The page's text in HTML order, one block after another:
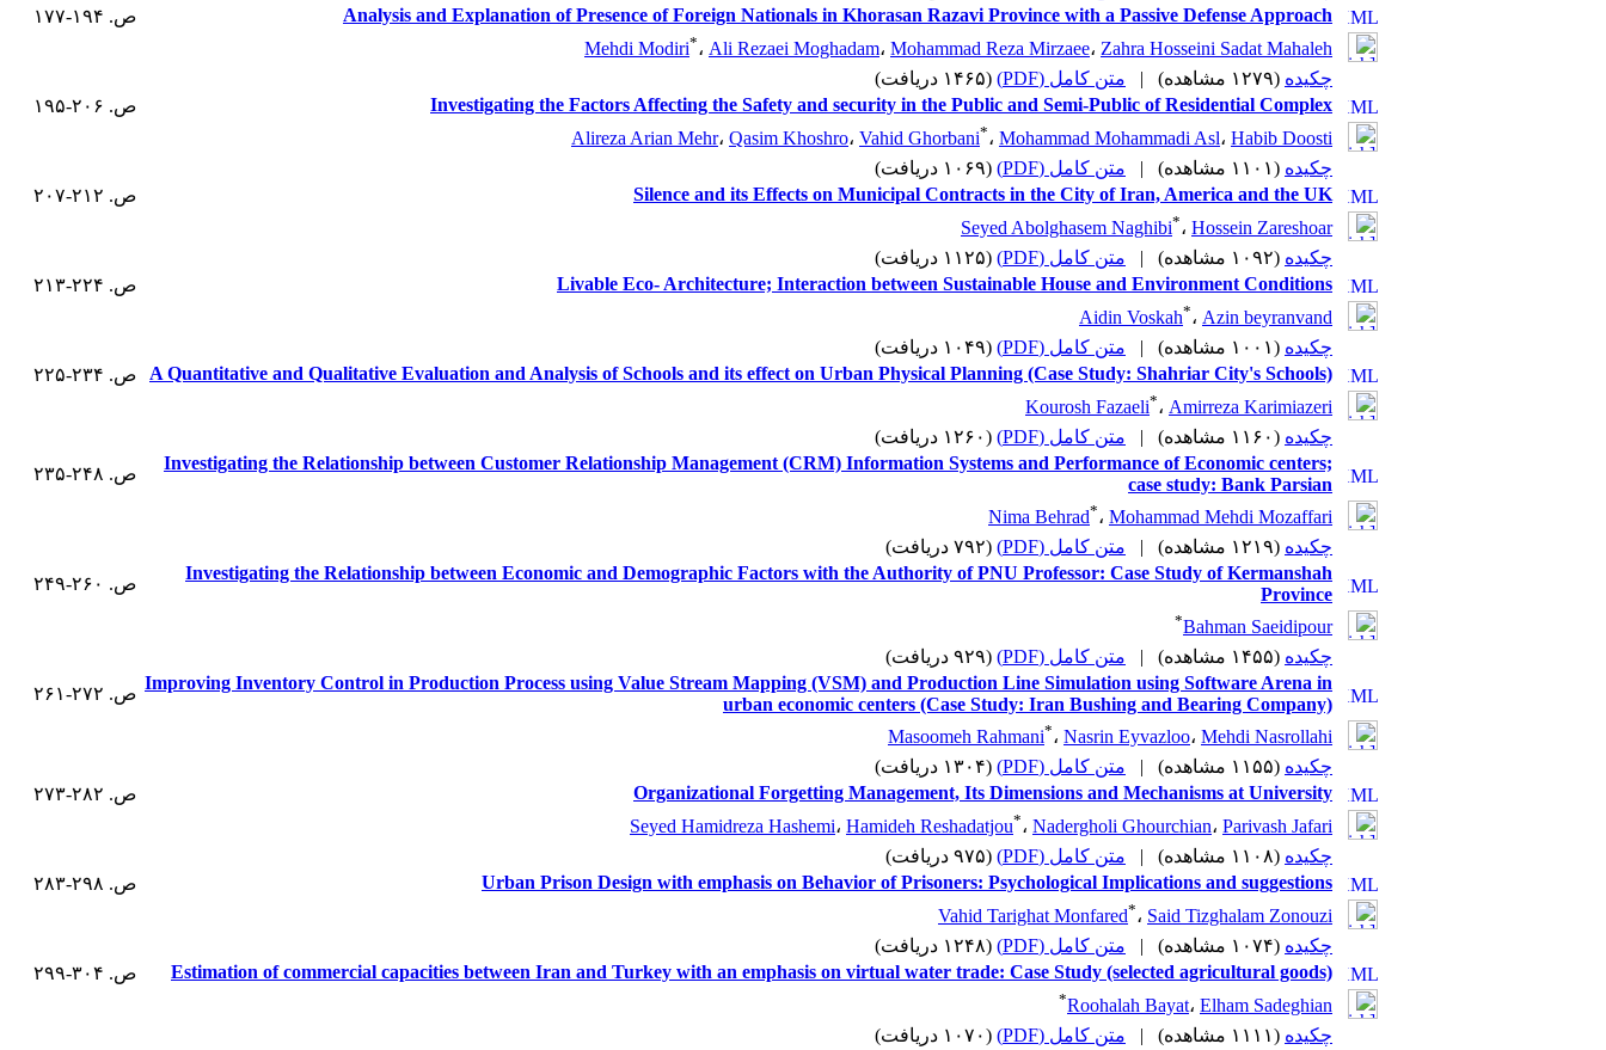
Analysis and Explanation of Presence of Foreign Nationals in Khorasan Razavi Province with a Passive Defense Approach
ص. ۱۹۴-۱۷۷
Mehdi Modiri*، Ali Rezaei Moghadam، Mohammad Reza Mirzaee، Zahra Hosseini Sadat Mahaleh
چکیده (۱۲۷۹ مشاهده) | متن کامل (PDF)
(۱۴۶۵ دریافت)
Investigating the Factors Affecting the Safety and security in the Public and Semi-Public of Residential Complex
ص. ۲۰۶-۱۹۵
Alireza Arian Mehr، Qasim Khoshro، Vahid Ghorbani*، Mohammad Mohammadi Asl، Habib Doosti
چکیده (۱۱۰۱ مشاهده) | متن کامل (PDF)
(۱۰۶۹ دریافت)
Silence and its Effects on Municipal Contracts in the City of Iran, America and the UK
ص. ۲۱۲-۲۰۷
Seyed Abolghasem Naghibi*، Hossein Zareshoar
چکیده (۱۰۹۲ مشاهده) | متن کامل (PDF)
(۱۱۲۵ دریافت)
Livable Eco- Architecture; Interaction between Sustainable House and Environment Conditions
ص. ۲۲۴-۲۱۳
Aidin Voskah*، Azin beyranvand
چکیده (۱۰۰۱ مشاهده) | متن کامل (PDF)
(۱۰۴۹ دریافت)
A Quantitative and Qualitative Evaluation and Analysis of Schools and its effect on Urban Physical Planning (Case Study: Shahriar City's Schools)
ص. ۲۳۴-۲۲۵
Kourosh Fazaeli*، Amirreza Karimiazeri
چکیده (۱۱۶۰ مشاهده) | متن کامل (PDF)
(۱۲۶۰ دریافت)
Investigating the Relationship between Customer Relationship Management (CRM) Information Systems and Performance of Economic centers;
case study: Bank Parsian
ص. ۲۴۸-۲۳۵
Nima Behrad*، Mohammad Mehdi Mozaffari
چکیده (۱۲۱۹ مشاهده) | متن کامل (PDF)
(۷۹۲ دریافت)
Investigating the Relationship between Economic and Demographic Factors with the Authority of PNU Professor: Case Study of Kermanshah
Province
ص. ۲۶۰-۲۴۹
Bahman Saeidipour
*
چکیده (۱۴۵۵ مشاهده) | متن کامل (PDF)
(۹۲۹ دریافت)
Improving Inventory Control in Production Process using Value Stream Mapping (VSM) and Production Line Simulation using Software Arena in
urban economic centers (Case Study: Iran Bushing and Bearing Company)
ص. ۲۷۲-۲۶۱
Masoomeh Rahmani*، Nasrin Eyvazloo، Mehdi Nasrollahi
چکیده (۱۱۵۵ مشاهده) | متن کامل (PDF)
(۱۳۰۴ دریافت)
Organizational Forgetting Management, Its Dimensions and Mechanisms at University
ص. ۲۸۲-۲۷۳
Seyed Hamidreza Hashemi، Hamideh Reshadatjou*، Nadergholi Ghourchian، Parivash Jafari
چکیده (۱۱۰۸ مشاهده) | متن کامل (PDF)
(۹۷۵ دریافت)
Urban Prison Design with emphasis on Behavior of Prisoners: Psychological Implications and suggestions
ص. ۲۹۸-۲۸۳
Vahid Tarighat Monfared*، Said Tizghalam Zonouzi
چکیده (۱۰۷۴ مشاهده) | متن کامل (PDF)
(۱۲۴۸ دریافت)
Estimation of commercial capacities between Iran and Turkey with an emphasis on virtual water trade: Case Study (selected agricultural goods)
ص. ۳۰۴-۲۹۹
Roohalah Bayat، Elham Sadeghian
*
چکیده (۱۱۱۱ مشاهده) | متن کامل (PDF)
(۱۰۷۰ دریافت)